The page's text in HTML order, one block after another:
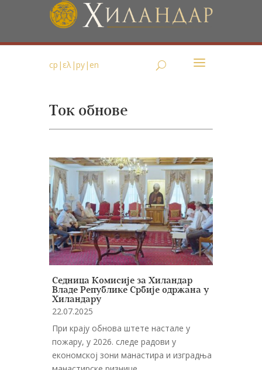
ср | ελ|ру| en
Ток обнове
Седница Комисије за Хиландар
Владе Републике Србије одржана у
Хиландару
22.07.2025
При крају обнова штете настале у
пожару, у 2026. следе радови у
економској зони манастира и изградња